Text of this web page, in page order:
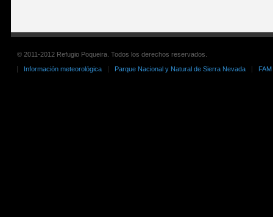
© 2011-2012 Refugio Poqueira. Todos los derechos reservados.
Información meteorológica
Parque Nacional y Natural de Sierra Nevada FAM